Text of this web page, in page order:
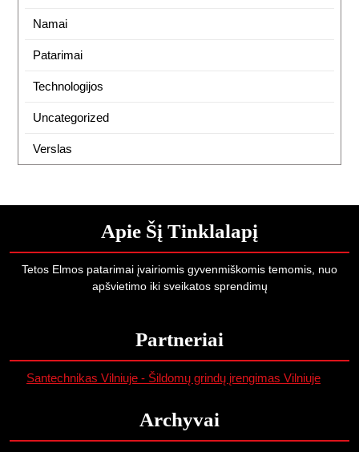
Namai
Patarimai
Technologijos
Uncategorized
Verslas
Apie Šį Tinklalapį
Tetos Elmos patarimai įvairiomis gyvenmiškomis temomis, nuo
apšvietimo iki sveikatos sprendimų
Partneriai
Santechnikas Vilniuje - Šildomų grindų įrengimas Vilniuje
Archyvai